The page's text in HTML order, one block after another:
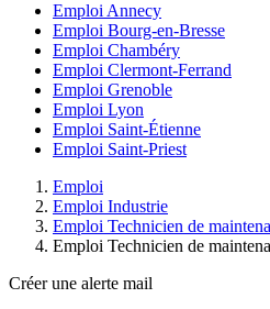
Emploi Annecy
Emploi Bourg-en-Bresse
Emploi Chambéry
Emploi Clermont-Ferrand
Emploi Grenoble
Emploi Lyon
Emploi Saint-Étienne
Emploi Saint-Priest
Emploi
Emploi Industrie
Emploi Technicien de
Emploi Technicien de
Créer une alerte mail